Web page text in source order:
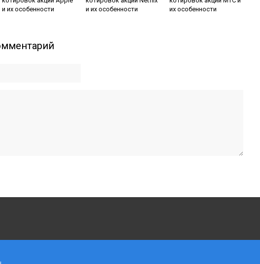
и их особенности
и их особенности
их особенности